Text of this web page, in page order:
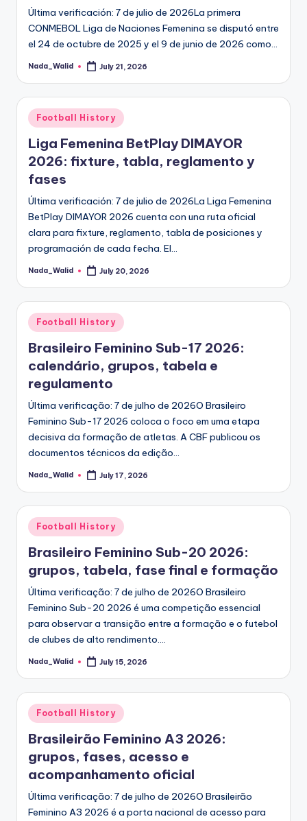
Última verificación: 7 de julio de 2026La primera
CONMEBOL Liga de Naciones Femenina se disputó entre
el 24 de octubre de 2025 y el 9 de junio de 2026 como…
Posted
Nada_Walid July 21, 2026
Posted
in
Football History
Liga Femenina BetPlay DIMAYOR
2026: fixture, tabla, reglamento y
fases
Última verificación: 7 de julio de 2026La Liga Femenina
BetPlay DIMAYOR 2026 cuenta con una ruta oficial
clara para fixture, reglamento, tabla de posiciones y
programación de cada fecha. El…
Posted
Nada_Walid July 20, 2026
Posted
in
Football History
Brasileiro Feminino Sub-17 2026:
calendário, grupos, tabela e
regulamento
Última verificação: 7 de julho de 2026O Brasileiro
Feminino Sub-17 2026 coloca o foco em uma etapa
decisiva da formação de atletas. A CBF publicou os
documentos técnicos da edição…
Posted
Nada_Walid July 17, 2026
Posted
in
Football History
Brasileiro Feminino Sub-20 2026:
grupos, tabela, fase final e formação
Última verificação: 7 de julho de 2026O Brasileiro
Feminino Sub-20 2026 é uma competição essencial
para observar a transição entre a formação e o futebol
de clubes de alto rendimento.…
Posted
Nada_Walid July 15, 2026
Posted
in
Football History
Brasileirão Feminino A3 2026:
grupos, fases, acesso e
acompanhamento oficial
Última verificação: 7 de julho de 2026O Brasileirão
Feminino A3 2026 é a porta nacional de acesso para